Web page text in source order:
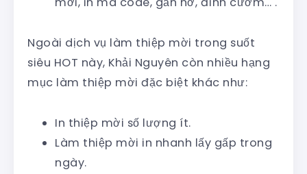
Ngoài dịch vụ làm thiệp mời trong suốt
siêu HOT này, Khải Nguyên còn nhiều hạng
mục làm thiệp mời đặc biệt khác như:
In thiệp mời số lượng ít.
Làm thiệp mời in nhanh lấy gấp trong
ngày.